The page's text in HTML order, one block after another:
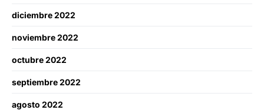
diciembre 2022
noviembre 2022
octubre 2022
septiembre 2022
agosto 2022